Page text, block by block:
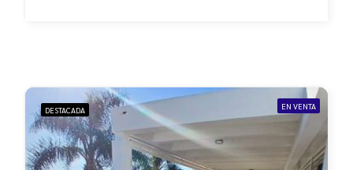
DESTACADA EN VENTA